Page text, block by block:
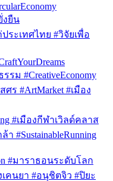
งยืน
ประเทศไทย #วิจัยเพื่อ
รม #CreativeEconomy
ร #ArtMarket #เมือง
#เมืองกีฬาเวิลด์คลาส
#SustainableRunning
#มาราธอนระดับโลก
เคนยา #อนุชิตจิว #ปิยะ